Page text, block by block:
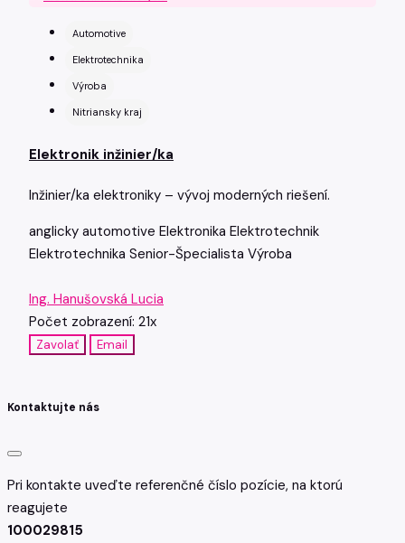
Automotive
Elektrotechnika
Výroba
Nitriansky kraj
Elektronik inžinier/ka
Inžinier/ka elektroniky – vývoj moderných riešení.
anglicky automotive Elektronika Elektrotechnik
Elektrotechnika Senior-Špecialista Výroba
Ing. Hanušovská Lucia
Počet zobrazení: 21x
Zavolať Email
Kontaktujte nás
Pri kontakte uveďte referenčné číslo pozície, na ktorú
reagujete
100029815